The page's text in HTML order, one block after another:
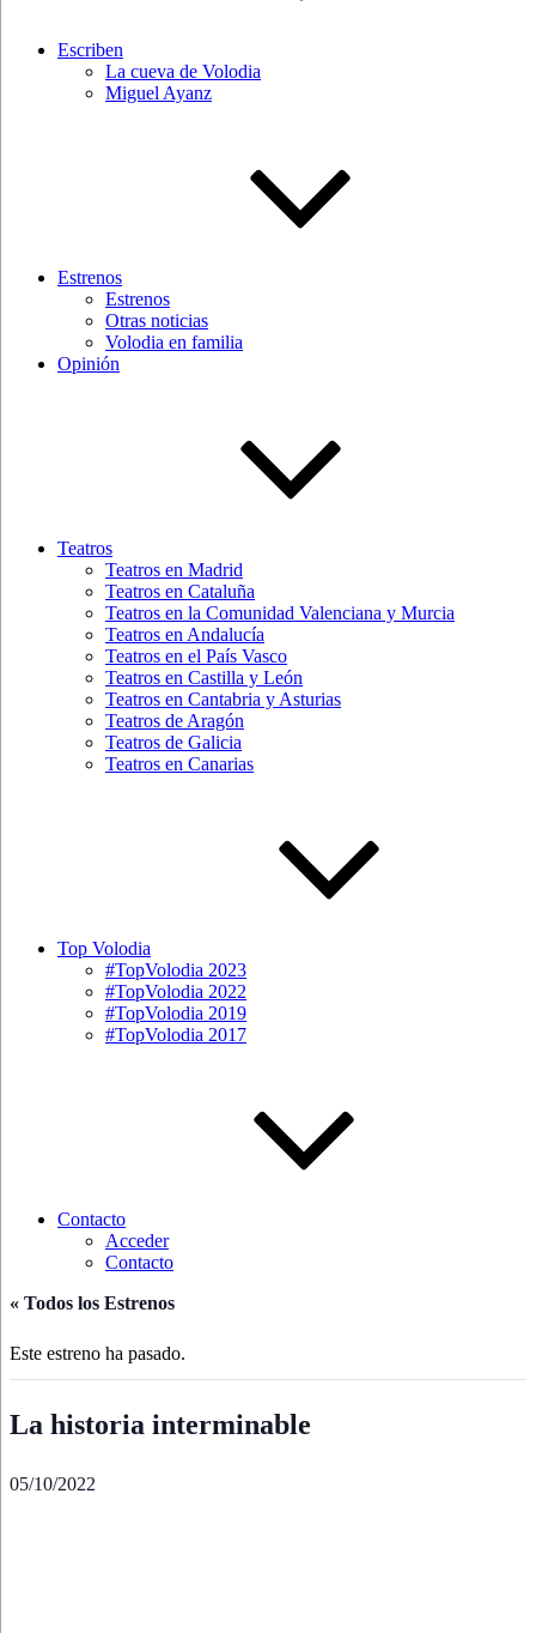
Escriben
La cueva de Volodia
Miguel Ayanz
Estrenos
Estrenos
Otras noticias
Volodia en familia
Opinión
Teatros
Teatros en Madrid
Teatros en Cataluña
Teatros en la Comunidad Valenciana y Murcia
Teatros en Andalucía
Teatros en el País Vasco
Teatros en Castilla y León
Teatros en Cantabria y Asturias
Teatros de Aragón
Teatros de Galicia
Teatros en Canarias
Top Volodia
#TopVolodia 2023
#TopVolodia 2022
#TopVolodia 2019
#TopVolodia 2017
Contacto
Acceder
Contacto
« Todos los Estrenos
Este estreno ha pasado.
La historia interminable
05/10/2022